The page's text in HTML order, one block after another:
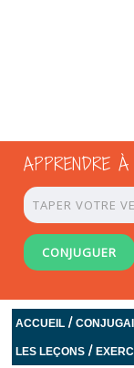
APPRENDRE À
CONJUGUER
ACCUEIL /
LES LEÇONS /